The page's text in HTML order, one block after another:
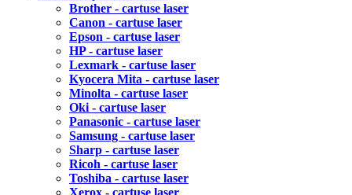
Brother - cartuse laser
Canon - cartuse laser
Epson - cartuse laser
HP - cartuse laser
Lexmark - cartuse laser
Kyocera Mita - cartuse laser
Minolta - cartuse laser
Oki - cartuse laser
Panasonic - cartuse laser
Samsung - cartuse laser
Sharp - cartuse laser
Ricoh - cartuse laser
Toshiba - cartuse laser
Xerox - cartuse laser